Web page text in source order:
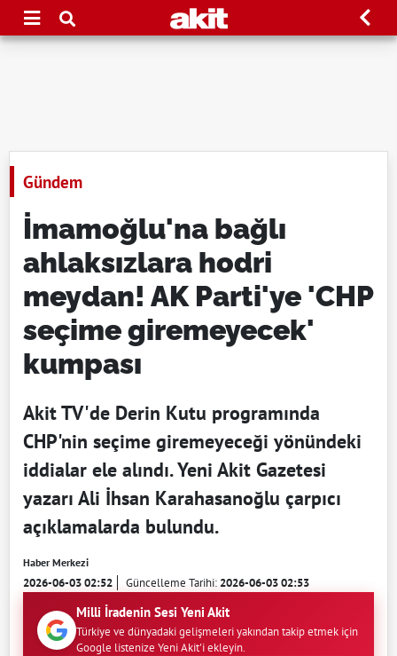
Gündem
İmamoğlu'na bağlı
ahlaksızlara hodri
meydan! AK Parti'ye 'CHP
seçime giremeyecek'
kumpası
Akit TV'de Derin Kutu programında
CHP'nin seçime giremeyeceği yönündeki
iddialar ele alındı. Yeni Akit Gazetesi
yazarı Ali İhsan Karahasanoğlu çarpıcı
açıklamalarda bulundu.
Haber Merkezi
2026-06-03 02:52 Güncelleme Tarihi:2026-06-03 02:53
Milli İradenin Sesi Yeni Akit
Türkiye ve dünyadaki gelişmeleri yakından takip etmek için
Google listenize Yeni Akit'i ekleyin.